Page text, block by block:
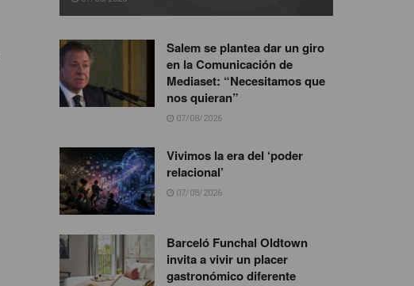
Salem se plantea dar un giro
en la Comunicación de
Mediaset: “Necesitamos que
nos quieran”
07/08/2026
Vivimos la era del ‘poder
relacional’
07/08/2026
Barceló Funchal Oldtown
invita a vivir un placer
gastronómico diferente